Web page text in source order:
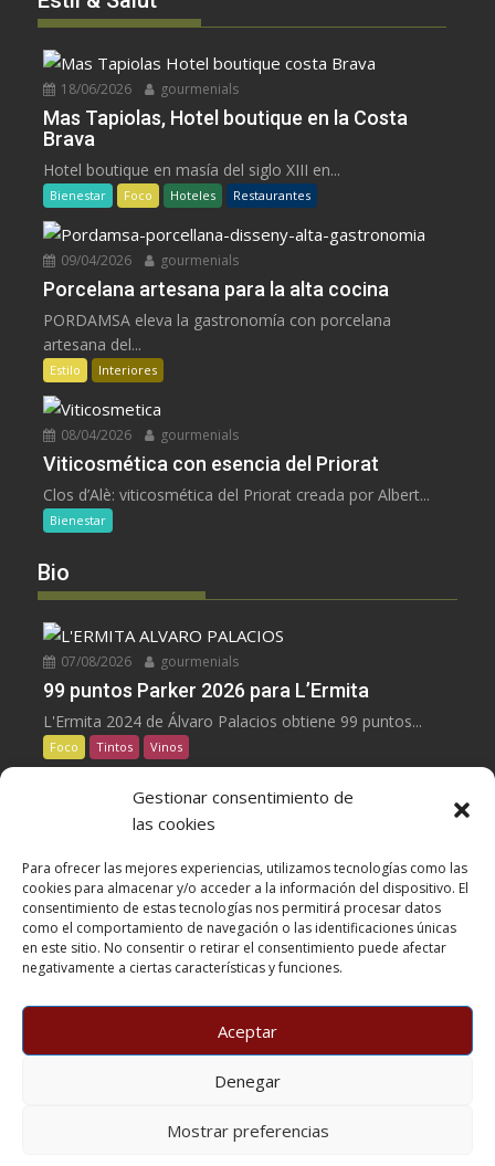
Gestionar consentimiento de
las cookies
Para ofrecer las mejores experiencias, utilizamos tecnologías como las
cookies para almacenar y/o acceder a la información del dispositivo. El
consentimiento de estas tecnologías nos permitirá procesar datos
como el comportamiento de navegación o las identificaciones únicas
en este sitio. No consentir o retirar el consentimiento puede afectar
negativamente a ciertas características y funciones.
Aceptar
Denegar
Mostrar preferencias
18/06/2026 gourmenials
Mas Tapiolas, Hotel boutique en la Costa
Brava
Hotel boutique en masía del siglo XIII en...
Bienestar Foco Hoteles Restaurantes
09/04/2026 gourmenials
Porcelana artesana para la alta cocina
PORDAMSA eleva la gastronomía con porcelana
artesana del...
Estilo Interiores
08/04/2026 gourmenials
Viticosmética con esencia del Priorat
Clos d’Alè: viticosmética del Priorat creada por Albert...
Bienestar
Bio
07/08/2026 gourmenials
99 puntos Parker 2026 para L’Ermita
L'Ermita 2024 de Álvaro Palacios obtiene 99 puntos...
Foco Tintos Vinos
Les Manyes 2021 de Terroir al Límit, Garnacha...
Foco Tintos Vinos
05/08/2026 gourmenials
Copyright BARCELONA SIGNATURE PRESS, S.L. © All rights